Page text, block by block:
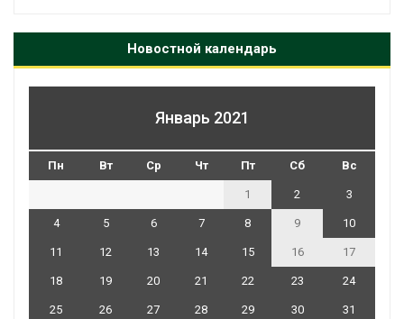
Новостной календарь
Январь 2021
Пн Вт Ср Чт Пт Сб Вс
1 2 3
4 5 6 7 8 9 10
11 12 13 14 15 16 17
18 19 20 21 22 23 24
25 26 27 28 29 30
31